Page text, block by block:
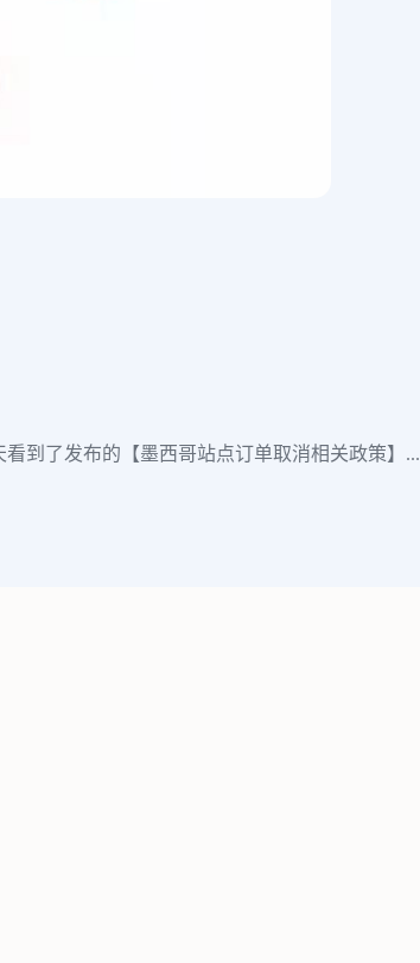
到了发布的【墨西哥站点订单取消相关政策】...